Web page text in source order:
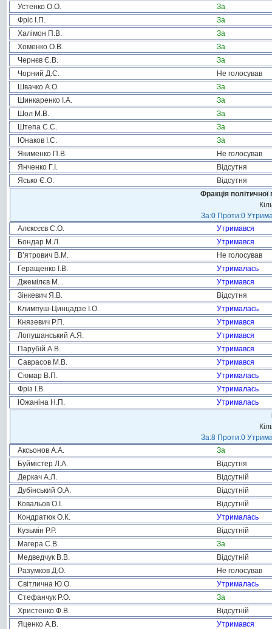
Устенко О.О.
За
Фріс І.П.
За
Халімон П.В.
За
Хоменко О.В.
За
Чернєв Є.В.
За
Чорний Д.С.
Не голосував
Швачко А.О.
За
Шинкаренко І.А.
За
Шол М.В.
За
Штепа С.С.
За
Юнаков І.С.
За
Якименко П.В.
Не голосував
Янченко Г.І.
Відсутня
Ясько Є.О.
Відсутня
Фракція
За:0 Проти:0
Алєксєєв С.О.
Утримався
Бондар М.Л.
Утримався
В’ятрович В.М.
Не голосував
Геращенко І.В.
Утрималась
Джемілєв М. .
Утримався
Зінкевич Я.В.
Відсутня
Климпуш-Цинцадзе І.О.
Утрималась
Князевич Р.П.
Утримався
Лопушанський А.Я.
Утримався
Парубій А.В.
Утримався
Саврасов М.В.
Утримався
Сюмар В.П.
Утрималась
Фріз І.В.
Утрималась
Южаніна Н.П.
Утрималась
За:8 Проти:0
Аксьонов А.А.
За
Буймістер Л.А.
Відсутня
Деркач А.Л.
Відсутній
Дубінський О.А.
Відсутній
Ковальов О.І.
Відсутній
Кондратюк О.К.
Утрималась
Кузьмін Р.Р.
Відсутній
Магера С.В.
За
Медведчук В.В.
Відсутній
Разумков Д.О.
Не голосував
Світлична Ю.О.
Утрималась
Стефанчук Р.О.
За
Христенко Ф.В.
Відсутній
Яценко А.В.
Утримався